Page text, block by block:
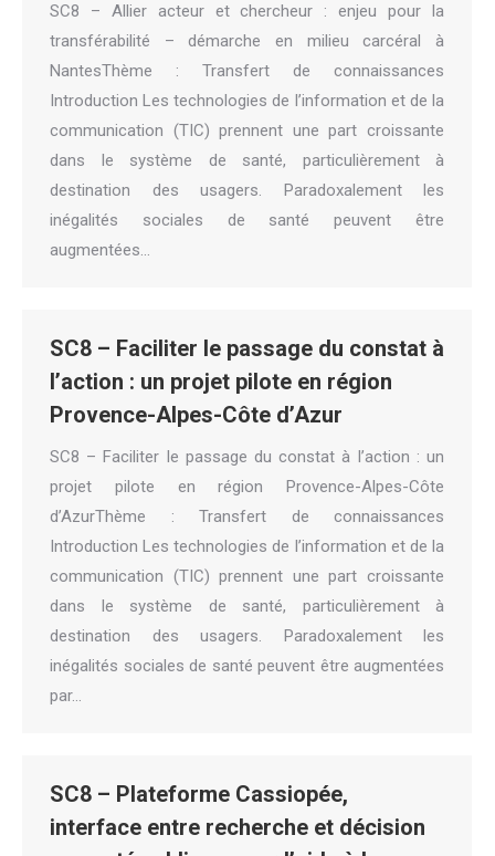
SC8 – Allier acteur et chercheur : enjeu pour la
transférabilité – démarche en milieu carcéral à
NantesThème : Transfert de connaissances
Introduction Les technologies de l’information et de la
communication (TIC) prennent une part croissante
dans le système de santé, particulièrement à
destination des usagers. Paradoxalement les
inégalités sociales de santé peuvent être
augmentées…
SC8 – Faciliter le passage du constat à
l’action : un projet pilote en région
Provence-Alpes-Côte d’Azur
SC8 – Faciliter le passage du constat à l’action : un
projet pilote en région Provence-Alpes-Côte
d’AzurThème : Transfert de connaissances
Introduction Les technologies de l’information et de la
communication (TIC) prennent une part croissante
dans le système de santé, particulièrement à
destination des usagers. Paradoxalement les
inégalités sociales de santé peuvent être augmentées
par…
SC8 – Plateforme Cassiopée,
interface entre recherche et décision